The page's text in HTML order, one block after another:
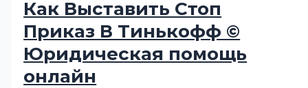
Как Выставить Стоп
Приказ В Тинькофф ©
Юридическая помощь
онлайн